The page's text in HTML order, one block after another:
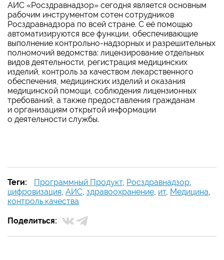
АИС «Росздравнадзор» сегодня является основным
рабочим инструментом сотен сотрудников
Росздравнадзора по всей стране. С её помощью
автоматизируются все функции, обеспечивающие
выполнение контрольно-надзорных и разрешительных
полномочий ведомства: лицензирование отдельных
видов деятельности, регистрация медицинских
изделий, контроль за качеством лекарственного
обеспечения, медицинских изделий и оказания
медицинской помощи, соблюдения лицензионных
требований, а также предоставления гражданам
и организациям открытой информации
о деятельности службы.
Теги: Программный Продукт, Росздравнадзор,
цифровизация, АИС, здравоохранение, ит, Медицина,
контроль качества
Поделиться: